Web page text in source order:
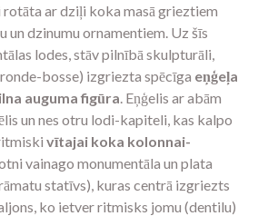
ar dziļi koka masā grieztiem
un dzinumu ornamentiem. Uz šīs
lodes, stāv pilnībā skulpturāli,
bosse) izgriezta spēcīga eņģeļa
auguma figūra. Eņģelis ar abām
un nes otru lodi-kapiteli, kas kalpo
vītajai koka kolonnai-
vainago monumentāla un plata
statīvs), kuras centrā izgriezts
ko ietver ritmisks jomu (dentilu)